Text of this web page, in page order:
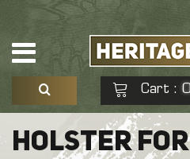
Cart :
See my basket
HOLSTER